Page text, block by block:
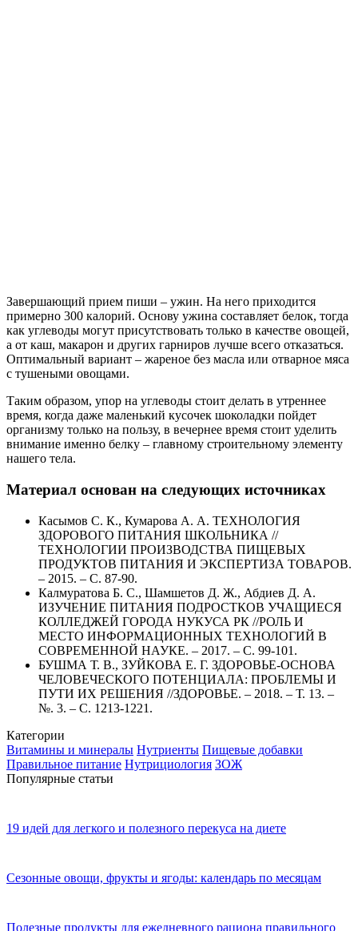
Завершающий прием пиши – ужин. На него приходится
примерно 300 калорий. Основу ужина составляет белок, тогда
как углеводы могут присутствовать только в качестве овощей,
а от каш, макарон и других гарниров лучше всего отказаться.
Оптимальный вариант – жареное без масла или отварное мяса
с тушеными овощами.
Таким образом, упор на углеводы стоит делать в утреннее
время, когда даже маленький кусочек шоколадки пойдет
организму только на пользу, в вечернее время стоит уделить
внимание именно белку – главному строительному элементу
нашего тела.
Материал основан на следующих источниках
Касымов С. К., Кумарова А. А. ТЕХНОЛОГИЯ
ЗДОРОВОГО ПИТАНИЯ ШКОЛЬНИКА //
ТЕХНОЛОГИИ ПРОИЗВОДСТВА ПИЩЕВЫХ
ПРОДУКТОВ ПИТАНИЯ И ЭКСПЕРТИЗА ТОВАРОВ.
– 2015. – С. 87-90.
Калмуратова Б. С., Шамшетов Д. Ж., Абдиев Д. А.
ИЗУЧЕНИЕ ПИТАНИЯ ПОДРОСТКОВ УЧАЩИЕСЯ
КОЛЛЕДЖЕЙ ГОРОДА НУКУСА РК //РОЛЬ И
МЕСТО ИНФОРМАЦИОННЫХ ТЕХНОЛОГИЙ В
СОВРЕМЕННОЙ НАУКЕ. – 2017. – С. 99-101.
БУШМА Т. В., ЗУЙКОВА Е. Г. ЗДОРОВЬЕ-ОСНОВА
ЧЕЛОВЕЧЕСКОГО ПОТЕНЦИАЛА: ПРОБЛЕМЫ И
ПУТИ ИХ РЕШЕНИЯ //ЗДОРОВЬЕ. – 2018. – Т. 13. –
№. 3. – С. 1213-1221.
Категории
Витамины и минералы Нутриенты Пищевые добавки
Правильное питание Нутрициология ЗОЖ
Популярные статьи
19 идей для легкого и полезного перекуса на диете
Сезонные овощи, фрукты и ягоды: календарь по месяцам
Полезные продукты для ежедневного рациона правильного